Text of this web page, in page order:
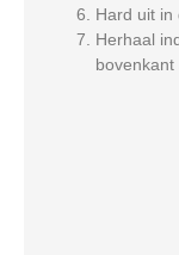
Hard uit in
Herhaal